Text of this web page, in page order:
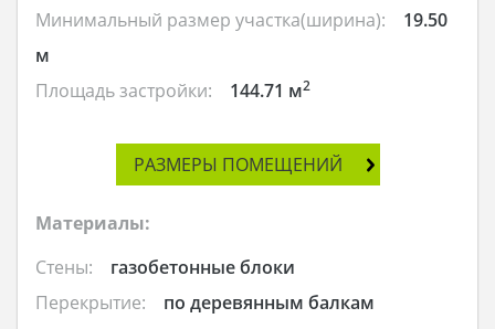
Минимальный размер участка(ширина):
19.50
м
Площадь застройки:
144.71 м2
РАЗМЕРЫ ПОМЕЩЕНИЙ
Материалы:
Стены:
газобетонные блоки
Перекрытие:
по деревянным балкам